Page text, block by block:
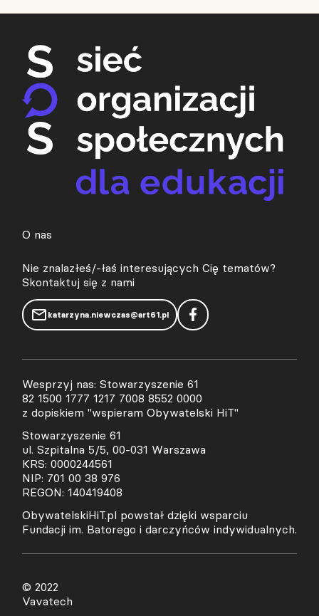
O nas
Nie znalazłeś/-łaś interesujących Cię tematów?
Skontaktuj się z nami
katarzyna.niewczas@art61.pl
Wesprzyj nas: Stowarzyszenie 61
82 1500 1777 1217 7008 8552 0000
z dopiskiem "wspieram Obywatelski HiT"
Stowarzyszenie 61
ul. Szpitalna 5/5, 00-031 Warszawa
KRS: 0000244561
NIP: 701 00 38 976
REGON: 140419408
ObywatelskiHiT.pl powstał dzięki wsparciu
Fundacji im. Batorego i darczyńców indywidualnych.
© 2022
Vavatech